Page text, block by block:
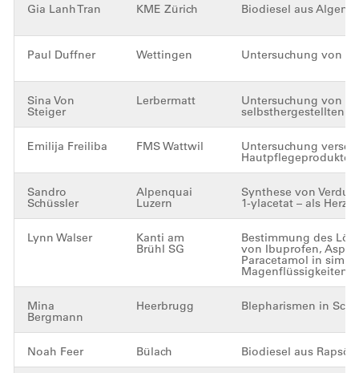
Gia Lanh Tran KME Zürich Biodiesel aus Algen
Paul Duffner Wettingen Untersuchung von
Sina Von
Steiger
Lerbermatt Untersuchung von
selbsthergestellten
Emilija Freiliba FMS Wattwil Untersuchung
Hautpflegeprodukte
Sandro
Schüssler
Alpenquai
Luzern
Synthese von
1-ylacetat – als
Lynn Walser Kanti am
Brühl SG
Bestimmung des
von Ibuprofen,
Paracetamol in
Magenflüssigkeiten
Mina
Bergmann
Heerbrugg Blepharismen in
Noah Feer Bülach Biodiesel aus Rapsöl